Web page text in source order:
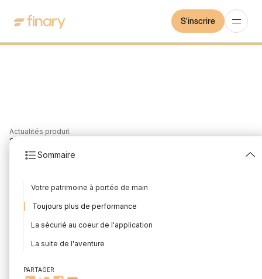
S'inscrire
Actualités produit
Sommaire
Votre patrimoine à portée de main
Toujours plus de performance
La sécurié au coeur de l'application
La suite de l'aventure
PARTAGER
3
Rédigé parMounir Laggoune Édité par